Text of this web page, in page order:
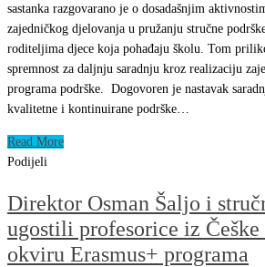
sastanka razgovarano je o dosadašnjim
zajedničkog djelovanja u pružanju stručne
roditeljima djece koja pohađaju školu. Tom
spremnost za daljnju saradnju kroz realizaciju
programa podrške. Dogovoren je nastavak
kvalitetne i kontinuirane podrške…
Read More
Podijeli
Direktor Osman Šaljo i
ugostili profesorice iz
okviru Erasmus+ programa